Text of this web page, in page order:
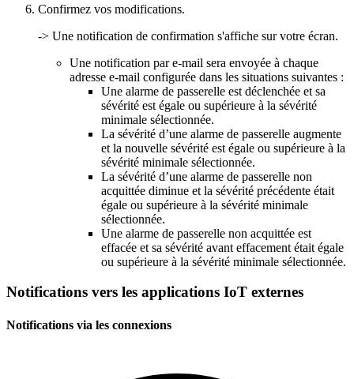
Confirmez vos modifications.
-> Une notification de confirmation s'affiche sur votre écran.
Une notification par e-mail sera envoyée à chaque
adresse e-mail configurée dans les situations suivantes :
Une alarme de passerelle est déclenchée et sa
sévérité est égale ou supérieure à la sévérité
minimale sélectionnée.
La sévérité d’une alarme de passerelle augmente
et la nouvelle sévérité est égale ou supérieure à la
sévérité minimale sélectionnée.
La sévérité d’une alarme de passerelle non
acquittée diminue et la sévérité précédente était
égale ou supérieure à la sévérité minimale
sélectionnée.
Une alarme de passerelle non acquittée est
effacée et sa sévérité avant effacement était égale
ou supérieure à la sévérité minimale sélectionnée.
Notifications vers les applications IoT externes
Notifications via les connexions